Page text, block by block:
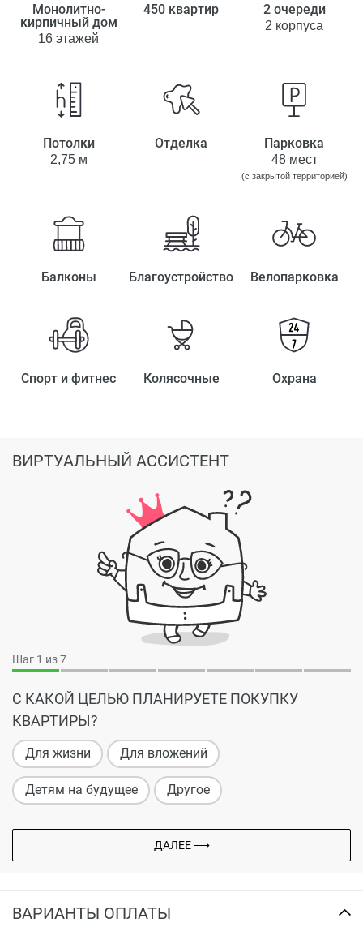
Монолитно-
кирпичный дом
16 этажей
450 квартир 2 очереди
2 корпуса
Потолки
2,75 м
Отделка Парковка
48 мест
(с закрытой территорией)
Балконы Благоустройство Велопарковка
Спорт и фитнес Колясочные Охрана
Шаг 1 из 7
С КАКОЙ ЦЕЛЬЮ ПЛАНИРУЕТЕ ПОКУПКУ
КВАРТИРЫ?
Для жизни Для вложений
Детям на будущее Другое
ДАЛЕЕ ⟶
ВИРТУАЛЬНЫЙ АССИСТЕНТ
ВАРИАНТЫ ОПЛАТЫ